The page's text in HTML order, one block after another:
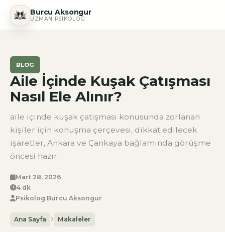
Burcu Aksongur
UZMAN PSIKOLOG
BLOG
Aile İçinde Kuşak Çatışması
Nasıl Ele Alınır?
aile içinde kuşak çatışması konusunda zorlanan
kişiler için konuşma çerçevesi, dikkat edilecek
işaretler, Ankara ve Çankaya bağlamında görüşme
öncesi hazır
Mart 28, 2026
4 dk
Psikolog Burcu Aksongur
Ana Sayfa Makaleler